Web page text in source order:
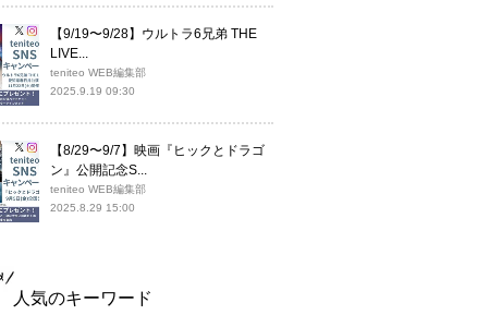
【9/19〜9/28】ウルトラ6兄弟 THE
LIVE...
teniteo WEB編集部
2025.9.19 09:30
【8/29〜9/7】映画『ヒックとドラゴ
ン』公開記念S...
teniteo WEB編集部
2025.8.29 15:00
人気のキーワード